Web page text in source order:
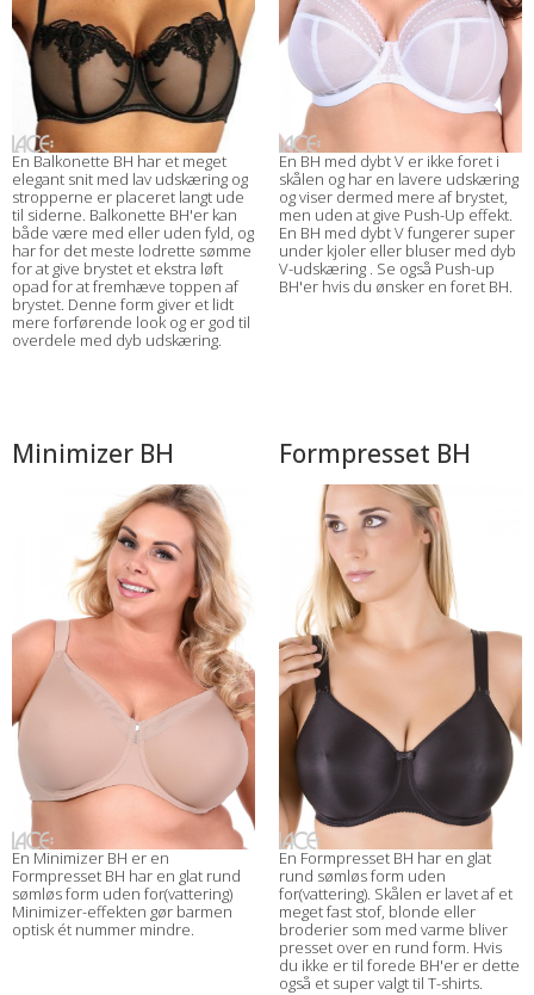
En Balkonette BH har et meget
elegant snit med lav udskæring og
stropperne er placeret langt ude
til siderne. Balkonette BH'er kan
både være med eller uden fyld, og
har for det meste lodrette sømme
for at give brystet et ekstra løft
opad for at fremhæve toppen af
brystet. Denne form giver et lidt
mere forførende look og er god til
overdele med dyb udskæring.
En BH med dybt V er ikke foret i
skålen og har en lavere udskæring
og viser dermed mere af brystet,
men uden at give Push-Up effekt.
En BH med dybt V fungerer super
under kjoler eller bluser med dyb
V-udskæring . Se også Push-up
BH'er hvis du ønsker en foret BH.
Minimizer BH
En Minimizer BH er en
Formpresset BH har en glat rund
sømløs form uden for(vattering)
Minimizer-effekten gør barmen
optisk ét nummer mindre.
Formpresset BH
En Formpresset BH har en glat
rund sømløs form uden
for(vattering). Skålen er lavet af et
meget fast stof, blonde eller
broderier som med varme bliver
presset over en rund form. Hvis
du ikke er til forede BH'er er dette
også et super valgt til T-shirts.